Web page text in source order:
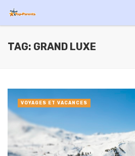
TAG: GRAND LUXE
VOYAGES ET VACANCES